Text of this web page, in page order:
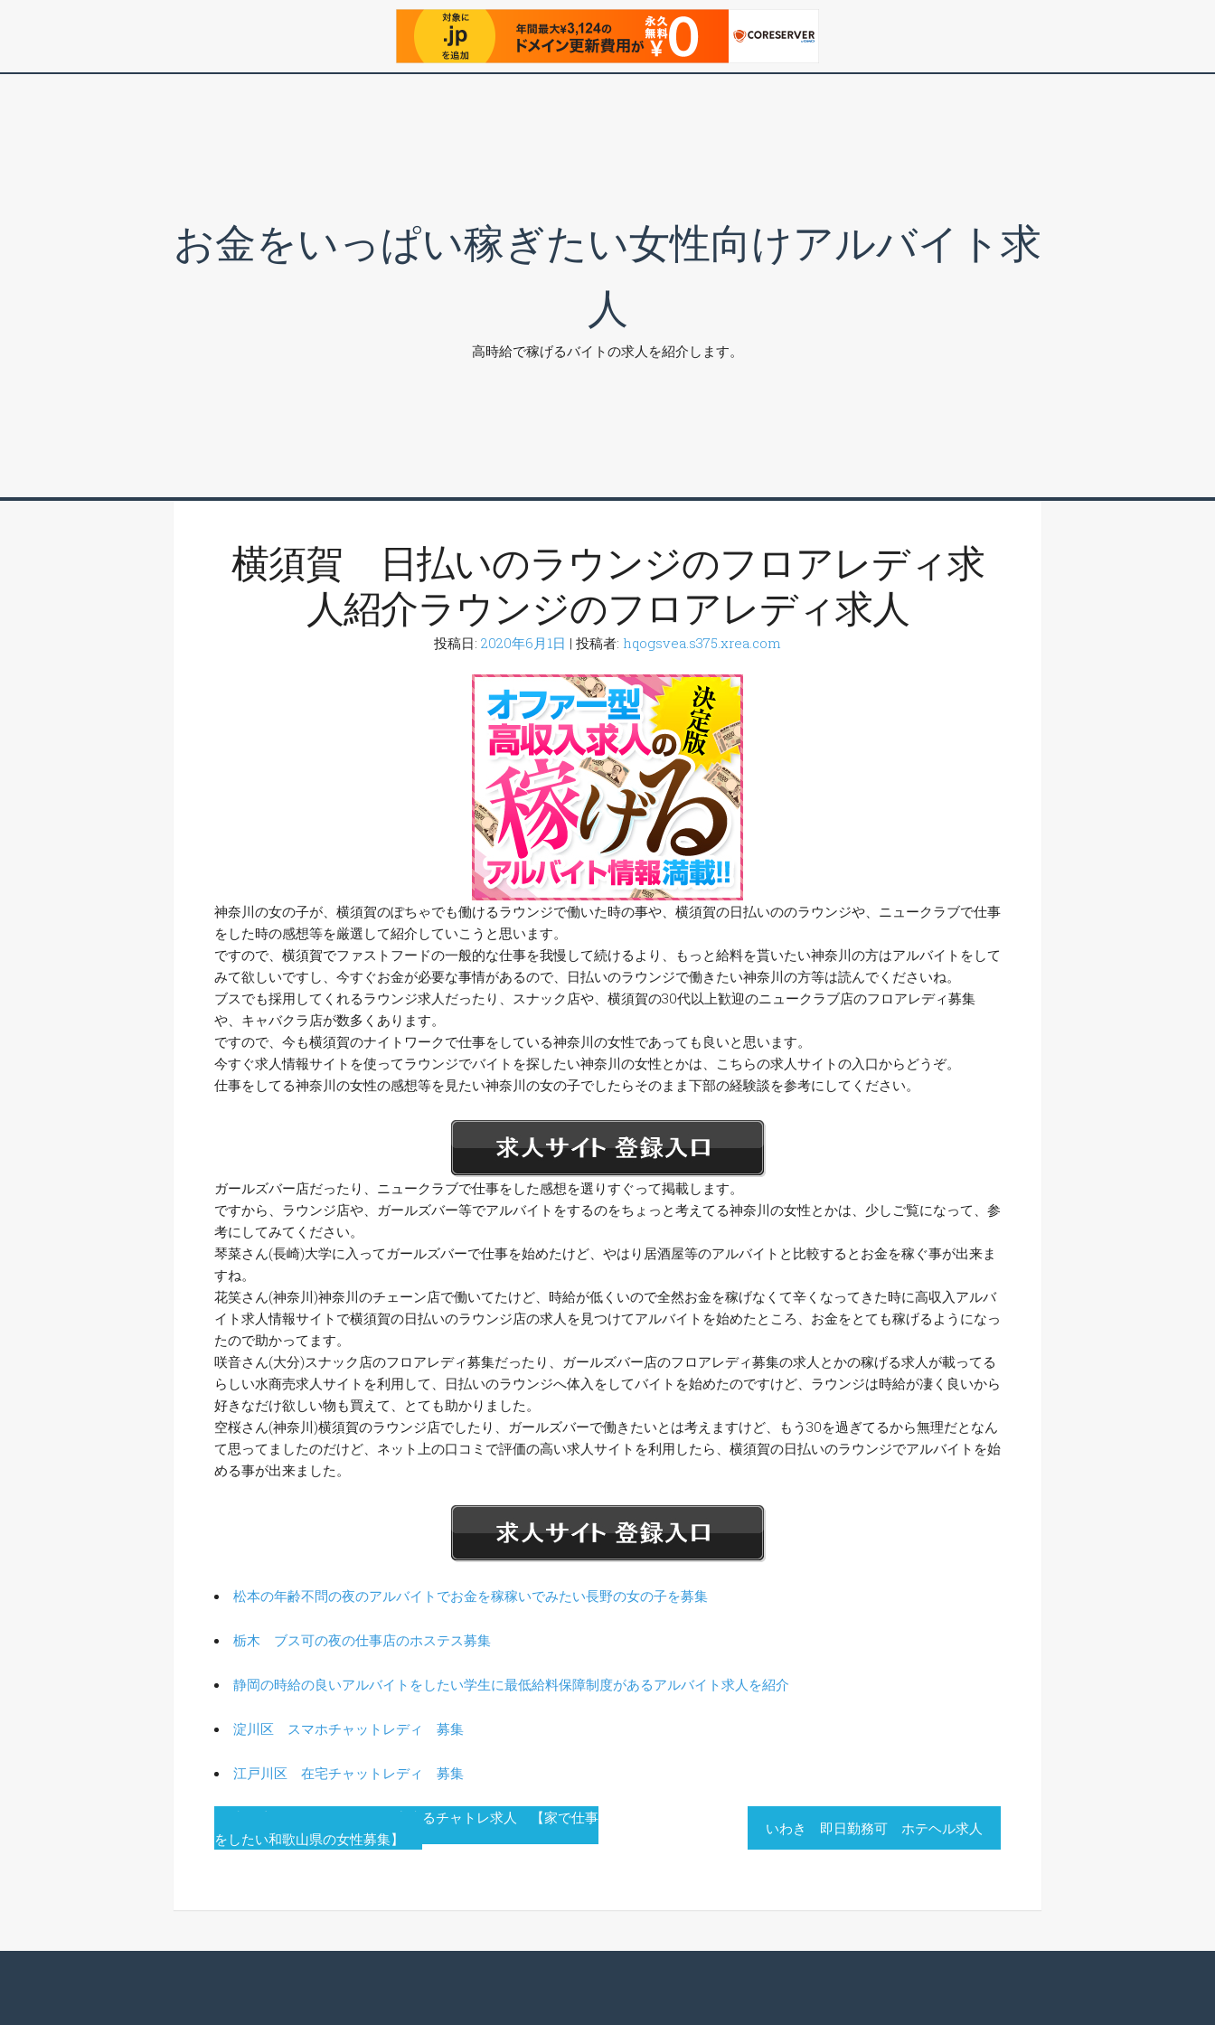
お金をいっぱい稼ぎたい女性向けアルバイト求
人
高時給で稼げるバイトの求人を紹介します。
横須賀 日払いのラウンジのフロアレディ求
人紹介ラウンジのフロアレディ求人
投稿日: 2020年6月1日 | 投稿者: hqogsvea.s375.xrea.com
神奈川の女の子が、横須賀のぽちゃでも働けるラウンジで働いた時の事や、横須賀の日払いののラウンジや、ニュークラブで仕事
をした時の感想等を厳選して紹介していこうと思います。
ですので、横須賀でファストフードの一般的な仕事を我慢して続けるより、もっと給料を貰いたい神奈川の方はアルバイトをして
みて欲しいですし、今すぐお金が必要な事情があるので、日払いのラウンジで働きたい神奈川の方等は読んでくださいね。
ブスでも採用してくれるラウンジ求人だったり、スナック店や、横須賀の30代以上歓迎のニュークラブ店のフロアレディ募集
や、キャバクラ店が数多くあります。
ですので、今も横須賀のナイトワークで仕事をしている神奈川の女性であっても良いと思います。
今すぐ求人情報サイトを使ってラウンジでバイトを探したい神奈川の女性とかは、こちらの求人サイトの入口からどうぞ。
仕事をしてる神奈川の女性の感想等を見たい神奈川の女の子でしたらそのまま下部の経験談を参考にしてください。
ガールズバー店だったり、ニュークラブで仕事をした感想を選りすぐって掲載します。
ですから、ラウンジ店や、ガールズバー等でアルバイトをするのをちょっと考えてる神奈川の女性とかは、少しご覧になって、参
考にしてみてください。
琴菜さん(長崎)大学に入ってガールズバーで仕事を始めたけど、やはり居酒屋等のアルバイトと比較するとお金を稼ぐ事が出来ま
すね。
花笑さん(神奈川)神奈川のチェーン店で働いてたけど、時給が低くいので全然お金を稼げなくて辛くなってきた時に高収入アルバ
イト求人情報サイトで横須賀の日払いのラウンジ店の求人を見つけてアルバイトを始めたところ、お金をとても稼げるようになっ
たので助かってます。
咲音さん(大分)スナック店のフロアレディ募集だったり、ガールズバー店のフロアレディ募集の求人とかの稼げる求人が載ってる
らしい水商売求人サイトを利用して、日払いのラウンジへ体入をしてバイトを始めたのですけど、ラウンジは時給が凄く良いから
好きなだけ欲しい物も買えて、とても助かりました。
空桜さん(神奈川)横須賀のラウンジ店でしたり、ガールズバーで働きたいとは考えますけど、もう30を過ぎてるから無理だとなん
て思ってましたのだけど、ネット上の口コミで評価の高い求人サイトを利用したら、横須賀の日払いのラウンジでアルバイトを始
める事が出来ました。
松本の年齢不問の夜のアルバイトでお金を稼稼いでみたい長野の女の子を募集
栃木 ブス可の夜の仕事店のホステス募集
静岡の時給の良いアルバイトをしたい学生に最低給料保障制度があるアルバイト求人を紹介
淀川区 スマホチャットレディ 募集
江戸川区 在宅チャットレディ 募集
投
ナ
ビ
和歌山 スマートフォンで出来るチャトレ求人 【家で仕事
をしたい和歌山県の女性募集】
いわき 即日勤務可 ホテヘル求人